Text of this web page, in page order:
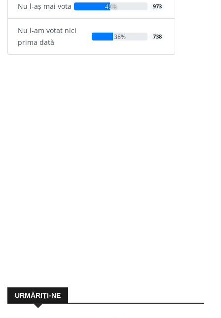
Nu l-aș mai vota 49% 973
Nu l-am votat nici
prima dată
38% 738
URMĂRIŢI-NE